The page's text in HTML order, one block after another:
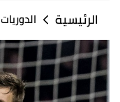
الرئيسية الدوريات